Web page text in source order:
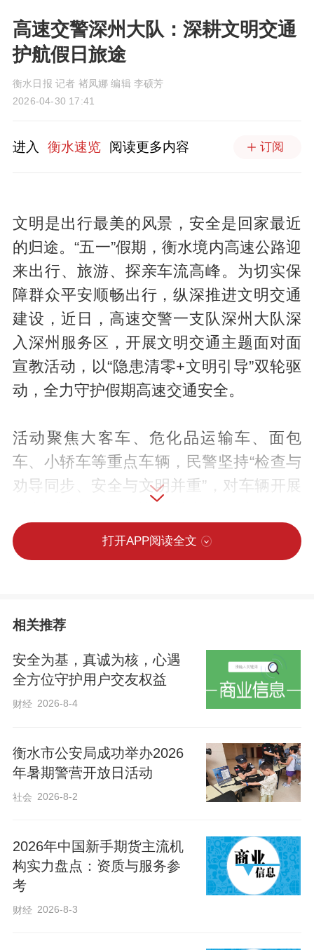
高速交警深州大队：深耕文明交通
护航假日旅途
衡水日报 记者 褚凤娜 编辑 李硕芳
2026-04-30 17:41
进入 衡水速览 阅读更多内容 订阅
文明是出行最美的风景，安全是回家最近
的归途。“五一”假期，衡水境内高速公路迎
来出行、旅游、探亲车流高峰。为切实保
障群众平安顺畅出行，纵深推进文明交通
建设，近日，高速交警一支队深州大队深
入深州服务区，开展文明交通主题面对面
宣教活动，以“隐患清零+文明引导”双轮驱
动，全力守护假期高速交通安全。
活动聚焦大客车、危化品运输车、面包
车、小轿车等重点车辆，民警坚持“检查与
劝导同步、安全与文明并重”，对车辆开展
源头筑牢安全防线。同时，民警现场宣讲
文明驾驶规范，并结合假期出行特点，向
者、守护者。为扩大文明交通宣传覆盖
面，深州大队依托服务区宣传阵地，在
LED显示屏滚动播放安全提示标语，在人
员密集区域张贴文明交通海报，发放110余
出行场景。
此次活动共检查重点车辆23辆次，教育引
教与常态化引导，不仅消除了道路安全隐
患，更让文明交通意识深入人心。
高速交警倡议：“五一”出行，文明为先；守
打开APP阅读全文
相关推荐
安全为基，真诚为核，心遇
全方位守护用户交友权益
财经 2026-8-4
衡水市公安局成功举办2026
年暑期警营开放日活动
社会 2026-8-2
2026年中国新手期货主流机
构实力盘点：资质与服务参
考
财经 2026-8-3